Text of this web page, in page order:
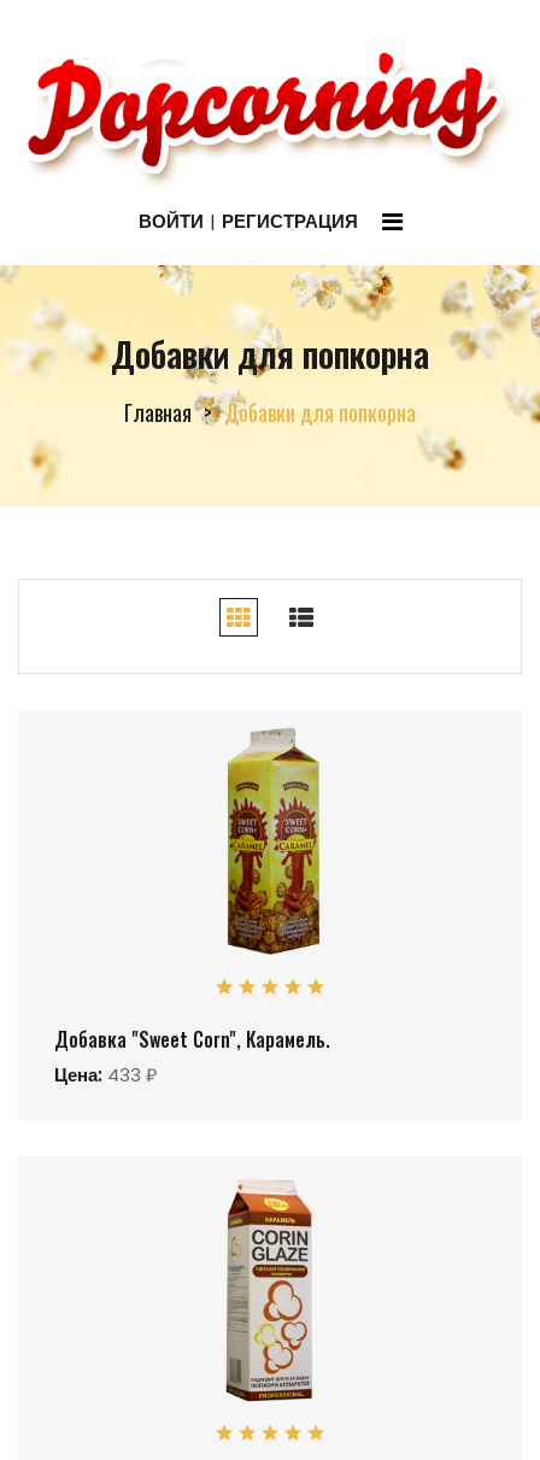
ВОЙТИ РЕГИСТРАЦИЯ
Добавки для попкорна
Главная Добавки для попкорна
Добавка "Sweet Corn", Карамель.
Цена: 433 ₽